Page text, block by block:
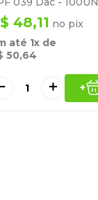
48,11 no pix
até 1x de
50,64
＋ +